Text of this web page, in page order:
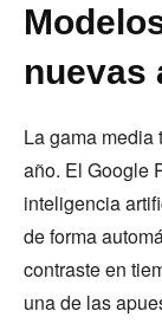
nuevas
La gama media
año. El Google
inteligencia
de forma
contraste en
una de las